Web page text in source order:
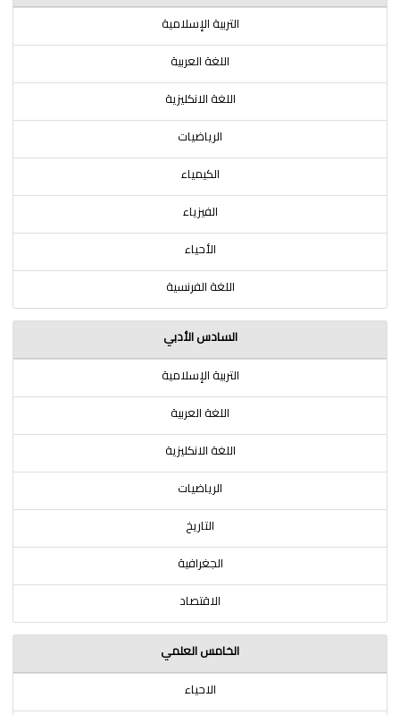
التربية الإسلامية
اللغة العربية
اللغة الانكليزية
الرياضيات
الكيمياء
الفيزياء
الأحياء
اللغة الفرنسية
السادس الأدبي
التربية الإسلامية
اللغة العربية
اللغة الانكليزية
الرياضيات
التاريخ
الجغرافية
الاقتصاد
الخامس العلمي
الاحياء